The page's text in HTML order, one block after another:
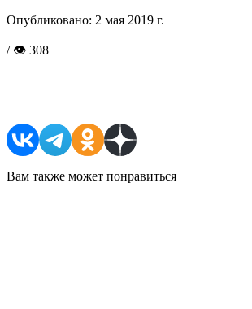
Опубликовано: 2 мая 2019 г.
/ 👁 308
Вам также может понравиться